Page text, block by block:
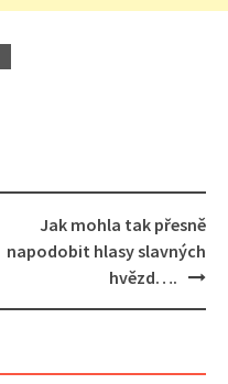
Jak mohla tak přesně
napodobit hlasy slavných
hvězd….